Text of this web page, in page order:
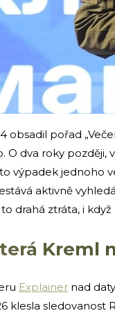
obsadil pořad
O dva roky
výpadek jednoho
aktivně
drahá ztráta, i
Kreml
Explainer nad
klesla sledovanost